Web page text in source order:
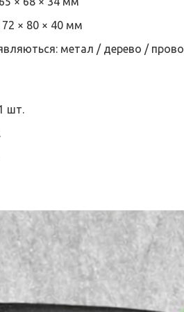
× 80 × 40 мм
метал / дерево /
шт.